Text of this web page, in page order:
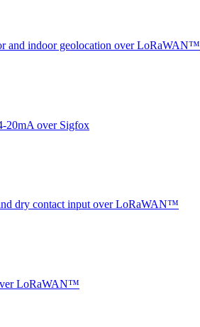
and indoor geolocation over LoRaWAN™
20mA over Sigfox
dry contact input over LoRaWAN™
LoRaWAN™